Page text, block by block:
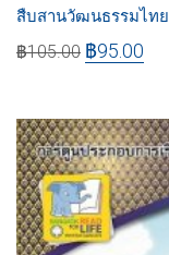
สืบสานวัฒนธรรมไทย
฿105.00 ฿95.00